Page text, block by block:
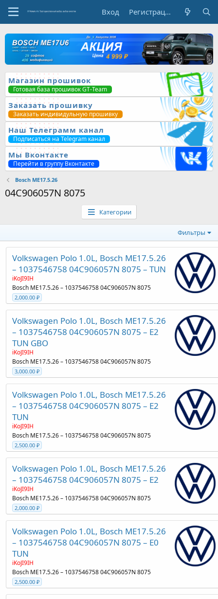
Вход Регистрация
Магазин прошивок
Готовая база прошивок GT-Team
Заказать прошивку
Заказать индивидульную прошивку
Наш Телеграмм канал
Подписаться на Telegram канал
Мы Вконтакте
Перейти в группу Вконтакте
Bosch ME17.5.26
04C906057N 8075
Категории
Фильтры
Volkswagen Polo 1.0L, Bosch ME17.5.26
– 1037546758 04C906057N 8075 – TUN
iKoJI9IH
Bosch ME17.5.26 – 1037546758 04C906057N 8075
2,000.00 ₽
Volkswagen Polo 1.0L, Bosch ME17.5.26
– 1037546758 04C906057N 8075 – E2
TUN GBO
iKoJI9IH
Bosch ME17.5.26 – 1037546758 04C906057N 8075
3,000.00 ₽
Volkswagen Polo 1.0L, Bosch ME17.5.26
– 1037546758 04C906057N 8075 – E2
TUN
iKoJI9IH
Bosch ME17.5.26 – 1037546758 04C906057N 8075
2,500.00 ₽
Volkswagen Polo 1.0L, Bosch ME17.5.26
– 1037546758 04C906057N 8075 – E2
iKoJI9IH
Bosch ME17.5.26 – 1037546758 04C906057N 8075
2,000.00 ₽
Volkswagen Polo 1.0L, Bosch ME17.5.26
– 1037546758 04C906057N 8075 – E0
TUN
iKoJI9IH
Bosch ME17.5.26 – 1037546758 04C906057N 8075
2,500.00 ₽